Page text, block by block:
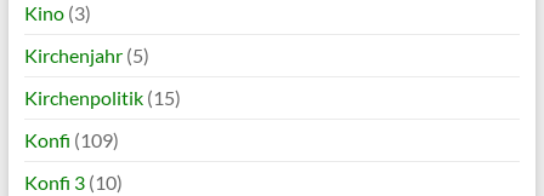
Kino(3)
Kirchenjahr(5)
Kirchenpolitik(15)
Konfi (109)
Konfi 3(10)